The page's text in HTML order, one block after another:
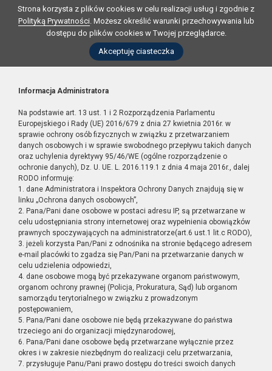
Strona korzysta z plików cookies w celu realizacji usług i zgodnie z
Polityką Prywatności. Możesz określić warunki przechowywania lub
dostępu do plików cookies w Twojej przeglądarce.
Akceptuję ciasteczka
Informacja Administratora
Na podstawie art. 13 ust. 1 i 2 Rozporządzenia Parlamentu
Europejskiego i Rady (UE) 2016/679 z dnia 27 kwietnia 2016r. w
sprawie ochrony osób fizycznych w związku z przetwarzaniem
danych osobowych i w sprawie swobodnego przepływu takich danych
oraz uchylenia dyrektywy 95/46/WE (ogólne rozporządzenie o
ochronie danych), Dz. U. UE. L. 2016.119.1 z dnia 4 maja 2016r., dalej
RODO informuję:
1. dane Administratora i Inspektora Ochrony Danych znajdują się w
linku „Ochrona danych osobowych”,
2. Pana/Pani dane osobowe w postaci adresu IP, są przetwarzane w
celu udostępniania strony internetowej oraz wypełnienia obowiązków
prawnych spoczywających na administratorze(art.6 ust.1 lit.c RODO),
3. jeżeli korzysta Pan/Pani z odnośnika na stronie będącego adresem
e-mail placówki to zgadza się Pan/Pani na przetwarzanie danych w
celu udzielenia odpowiedzi,
4. dane osobowe mogą być przekazywane organom państwowym,
organom ochrony prawnej (Policja, Prokuratura, Sąd) lub organom
samorządu terytorialnego w związku z prowadzonym
postępowaniem,
5. Pana/Pani dane osobowe nie będą przekazywane do państwa
trzeciego ani do organizacji międzynarodowej,
6. Pana/Pani dane osobowe będą przetwarzane wyłącznie przez
okres i w zakresie niezbędnym do realizacji celu przetwarzania,
7. przysługuje Panu/Pani prawo dostępu do treści swoich danych